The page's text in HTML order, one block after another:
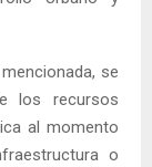
se
los recursos
al momento
o